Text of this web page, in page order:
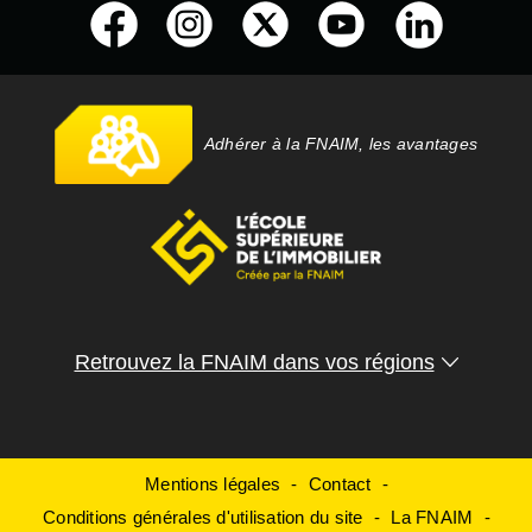
Adhérer à la FNAIM, les avantages
Retrouvez la FNAIM dans vos régions
Mentions légales
Contact
Conditions générales d'utilisation du site
La FNAIM